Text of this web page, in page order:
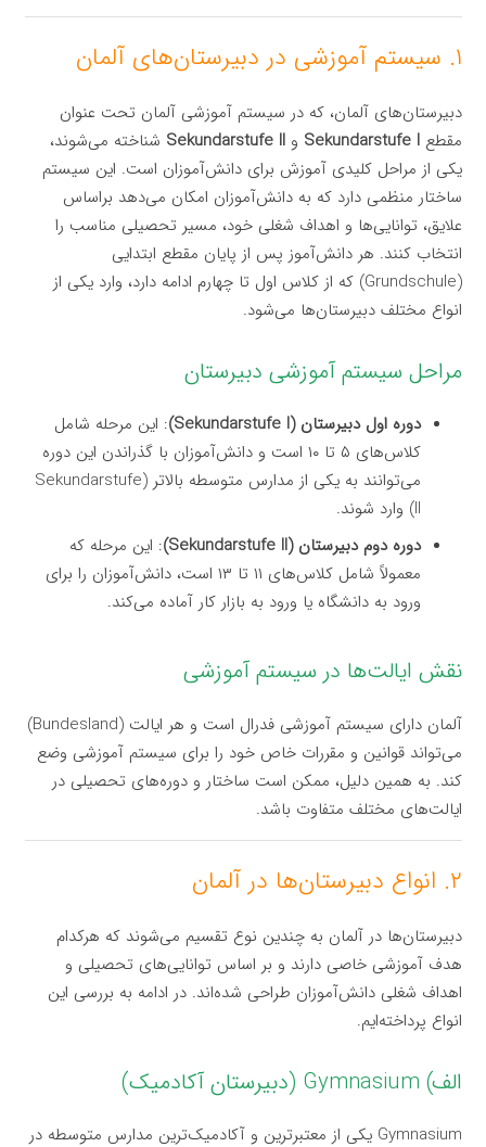
۱. سیستم آموزشی در دبیرستان‌های آلمان
دبیرستان‌های آلمان، که در سیستم آموزشی آلمان تحت عنوان
مقطعSekundarstufe I وSekundarstufe II شناخته می‌شوند،
یکی از مراحل کلیدی آموزش برای دانش‌آموزان است. این سیستم
ساختار منظمی دارد که به دانش‌آموزان امکان می‌دهد براساس
علایق، توانایی‌ها و اهداف شغلی خود، مسیر تحصیلی مناسب را
انتخاب کنند. هر دانش‌آموز پس از پایان مقطع ابتدایی
(Grundschule) که از کلاس اول تا چهارم ادامه دارد، وارد یکی از
انواع مختلف دبیرستان‌ها می‌شود.
مراحل سیستم آموزشی دبیرستان
دوره اول دبیرستان (Sekundarstufe I)
: این مرحله شامل
کلاس‌های ۵ تا ۱۰ است و دانش‌آموزان با گذراندن این دوره
می‌توانند به یکی از مدارس متوسطه بالاتر (Sekundarstufe
II) وارد شوند.
دوره دوم دبیرستان (Sekundarstufe II)
: این مرحله که
معمولاً شامل کلاس‌های ۱۱ تا ۱۳ است، دانش‌آموزان را برای
ورود به دانشگاه یا ورود به بازار کار آماده می‌کند.
نقش ایالت‌ها در سیستم آموزشی
آلمان دارای سیستم آموزشی فدرال است و هر ایالت (Bundesland)
می‌تواند قوانین و مقررات خاص خود را برای سیستم آموزشی وضع
کند. به همین دلیل، ممکن است ساختار و دوره‌های تحصیلی در
ایالت‌های مختلف متفاوت باشد.
۲. انواع دبیرستان‌ها در آلمان
دبیرستان‌ها در آلمان به چندین نوع تقسیم می‌شوند که هرکدام
هدف آموزشی خاصی دارند و بر اساس توانایی‌های تحصیلی و
اهداف شغلی دانش‌آموزان طراحی شده‌اند. در ادامه به بررسی این
انواع پرداخته‌ایم.
الف) Gymnasium (دبیرستان آکادمیک)
Gymnasium یکی از معتبرترین و آکادمیک‌ترین مدارس متوسطه در